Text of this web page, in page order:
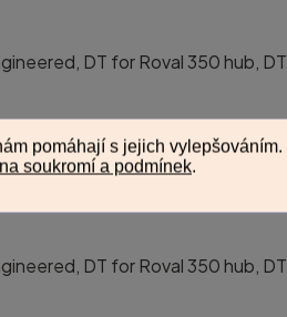
DT for Roval 350 hub, DT
DT for Roval 350 hub, DT